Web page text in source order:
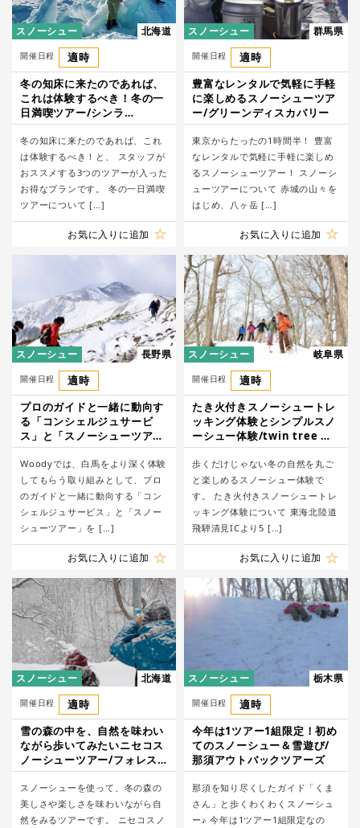
スノーシュー 北海道
開催日程
適時
冬の知床に来たのであれば、
これは体験するべき！冬の一
日満喫ツアー/シンラ
（shinra）
冬の知床に来たのであれば、これ
は体験するべき！と、 スタッフが
おススメする3つのツアーが入った
お得なプランです。 冬の一日満喫
ツアーについて […]
お気に入りに追加
スノーシュー 群馬県
開催日程
適時
豊富なレンタルで気軽に手軽
に楽しめるスノーシューツア
ー/グリーンディスカバリー
東京からたったの1時間半！ 豊富
なレンタルで気軽に手軽に楽しめ
るスノーシューツアー！ スノーシ
ューツアーについて 赤城の山々を
はじめ、八ヶ岳 […]
お気に入りに追加
スノーシュー 長野県
開催日程
適時
プロのガイドと一緒に動向す
る「コンシェルジュサービ
ス」と「スノーシューツア
ー」/Rentalshop Woody
Woodyでは、白馬をより深く体験
してもらう取り組みとして、プロ
のガイドと一緒に動向する「コン
シェルジュサービス」と「スノー
シューツアー」を […]
お気に入りに追加
スノーシュー 岐阜県
開催日程
適時
たき火付きスノーシュートレ
ッキング体験とシンプルスノ
ーシュー体験/twin tree ツ
インツリー
歩くだけじゃない冬の自然を丸ご
と楽しめるスノーシュー体験で
す。 たき火付きスノーシュートレ
ッキング体験について 東海北陸道
飛騨清見ICより5 […]
お気に入りに追加
スノーシュー 北海道
開催日程
適時
雪の森の中を、自然を味わい
ながら歩いてみたいニセコス
ノーシューツアー/フォレス
トレック
スノーシューを使って、冬の森の
美しさや楽しさを味わいながら自
然をみるツアーです。 ニセコスノ
スノーシュー 栃木県
開催日程
適時
今年は1ツアー1組限定！初め
てのスノーシュー＆雪遊び/
那須アウトバックツアーズ
那須を知り尽くしたガイド「くま
さん」と歩くわくわくスノーシュ
ー♪ 今年は1ツアー1組限定なの